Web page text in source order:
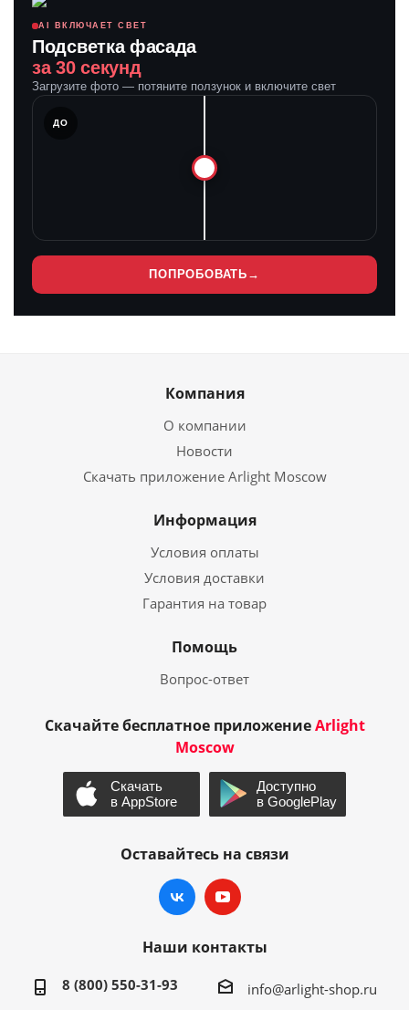
AI ВКЛЮЧАЕТ СВЕТ
Подсветка фасада
за 30 секунд
Загрузите фото — потяните ползунок и включите свет
ДО
ПОПРОБОВАТЬ →
Компания
О компании
Новости
Скачать приложение Arlight Moscow
Информация
Условия оплаты
Условия доставки
Гарантия на товар
Помощь
Вопрос-ответ
Скачайте бесплатное приложениеArlight
Moscow
Оставайтесь на связи
Наши контакты
8 (800) 550-31-93 info@arlight-shop.ru